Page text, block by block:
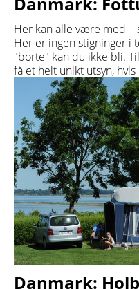
Her kan alle være med –
Her er ingen stigninger i
"borte" kan du ikke bli.
få et helt unikt utsyn,
Danmark: